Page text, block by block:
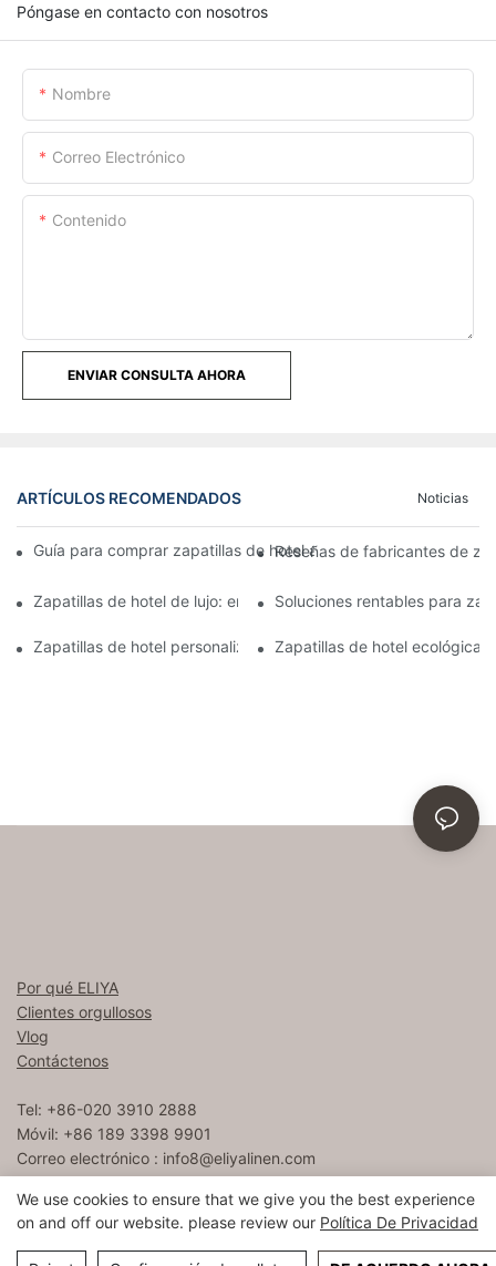
Póngase en contacto con nosotros
Nombre
Correo Electrónico
Contenido
ENVIAR CONSULTA AHORA
ARTÍCULOS RECOMENDADOS Noticias
Guía para comprar zapatillas de hotel al por mayor:
Reseñas de fabricantes de
Zapatillas de hotel de lujo: encontrar el fabricante adecuado
Soluciones rentables para
Zapatillas de hotel personalizadas: opciones y opciones de
Zapatillas de hotel
Por qué ELIYA
Clientes orgullosos
Vlog
Contáctenos
Tel: +86-020 3910 2888
Móvil: +86 189 3398 9901
Correo electrónico : info8@eliyalinen.com
粤ICP备15074832号
We use cookies to ensure that we give you the best experience
on and off our website. please review our Política De Privacidad